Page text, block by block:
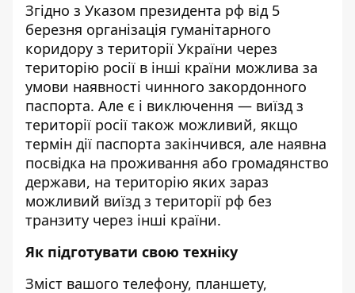
Згідно з Указом президента рф від 5
березня організація гуманітарного
коридору з території України через
територію росії в інші країни можлива за
умови наявності чинного закордонного
паспорта. Але є і виключення — виїзд з
території росії також можливий, якщо
термін дії паспорта закінчився, але наявна
посвідка на проживання або громадянство
держави, на територію яких зараз
можливий виїзд з території рф без
транзиту через інші країни.
Як підготувати свою техніку
Зміст вашого телефону, планшету,